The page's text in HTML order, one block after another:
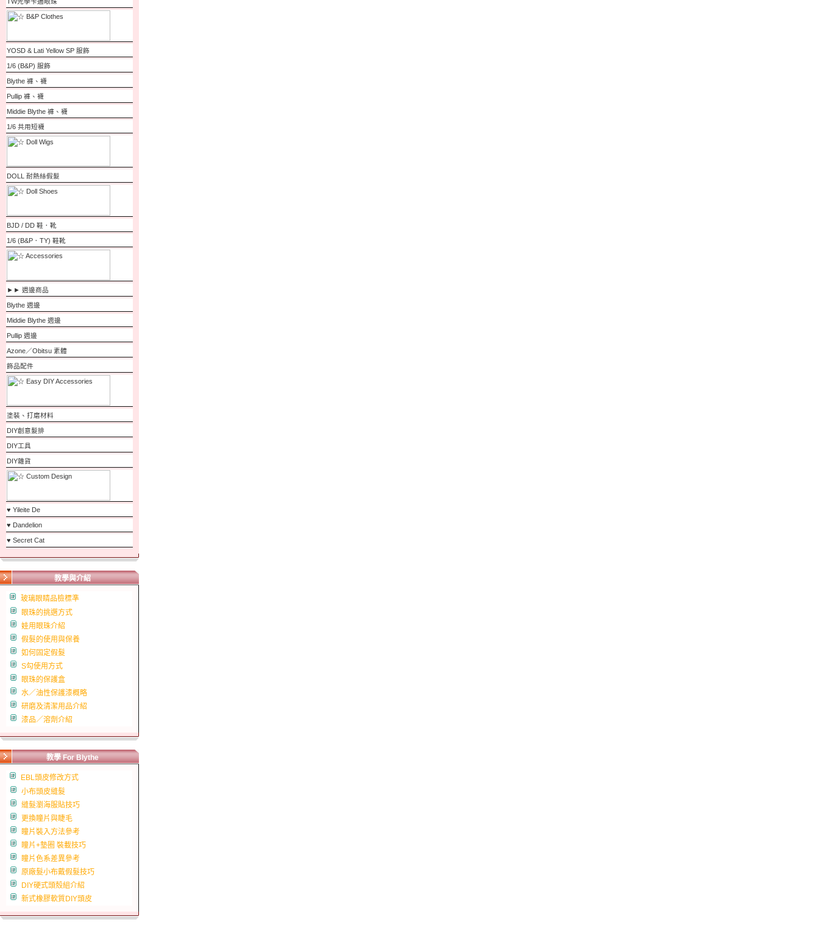
YOSD & Lati Yellow SP 服飾
1/6 (B&P) 服飾
Blythe 褲、襪
Pullip 褲、襪
Middie Blythe 褲、襪
1/6 共用短襪
DOLL 耐熱絲假髮
BJD / DD 鞋．靴
1/6 (B&P．TY) 鞋靴
►► 週邊商品
Blythe 週邊
Middie Blythe 週邊
Pullip 週邊
Azone／Obitsu 素體
飾品配件
塗裝、打磨材料
DIY創意髮排
DIY工具
DIY雜貨
♥ Yileite De
♥ Dandelion
♥ Secret Cat
教學與介紹
玻璃眼睛品檢標準
眼珠的挑選方式
娃用眼珠介紹
假髮的使用與保養
如何固定假髮
S勾使用方式
眼珠的保護盒
水／油性保護漆概略
研磨及清潔用品介紹
漆品／溶劑介紹
教學 For Blythe
EBL頭皮修改方式
小布頭皮縫髮
縫髮瀏海服貼技巧
更換瞳片與睫毛
瞳片裝入方法參考
瞳片+墊圈 裝載技巧
瞳片色系差異參考
原廠髮小布戴假髮技巧
DIY硬式頭殼組介紹
新式橡膠軟質DIY頭皮